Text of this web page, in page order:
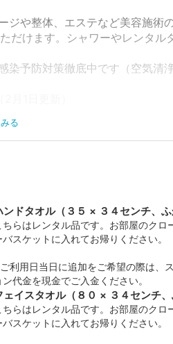
ジや整体、エステなど美容施術
だけます。シャワーやレンタル
染予防対策徹底中です（空気清
のお願い?
いただいた後も、ご利用後は後
いたサロンの状態）に戻してご退
）やレンタルタオル（有料）をご
ト等をご使用後は、次亜塩素酸
る
ンドタオル（３５ × ３４センチ、
ちらはレンタル品です。お部屋のク
バスケットに入れてお帰りください。
利用日当日に追加をご希望の際は、
ン代金を現金でご入金ください。
ェイスタオル（８０ × ３４センチ
ちらはレンタル品です。お部屋のク
バスケットに入れてお帰りください。